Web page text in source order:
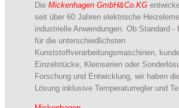
Die Mickenhagen GmbH&Co.KG
seit über 60 Jahren elektrische
industrielle Anwendungen. Ob Standard -
für die unterschiedlichsten
Kunststoffverarbeitungsmaschinen,
Einzelstücke, Kleinserien oder
Forschung und Entwicklung, wir haben
Lösung inklusive Temperaturregler und